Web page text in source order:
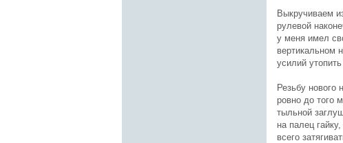
Выкручиваем
рулевой
у меня имел
вертикальном
усилий утопить
Резьбу нового
ровно до того
тыльной
на палец
всего